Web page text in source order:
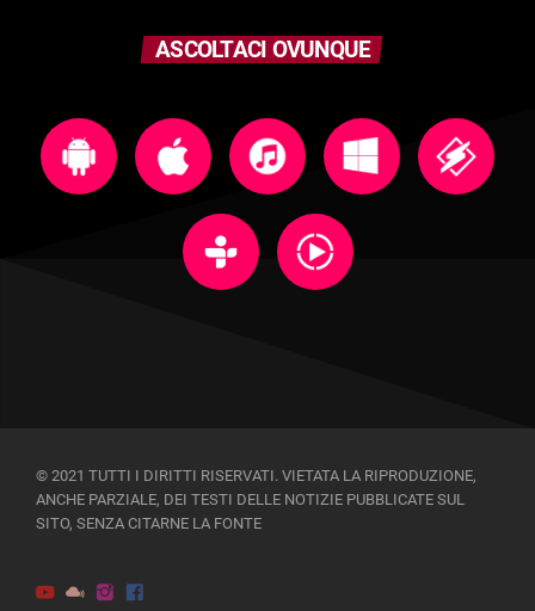
ASCOLTACI OVUNQUE
© 2021 TUTTI I DIRITTI RISERVATI. VIETATA LA RIPRODUZIONE,
ANCHE PARZIALE, DEI TESTI DELLE NOTIZIE PUBBLICATE SUL
SITO, SENZA CITARNE LA FONTE